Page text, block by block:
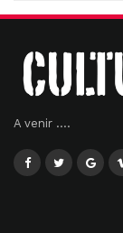
A venir ....